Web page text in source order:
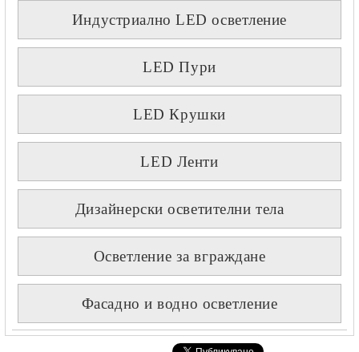
Индустриално LED осветление
LED Пури
LED Крушки
LED Ленти
Дизайнерски осветителни тела
Осветление за вграждане
Фасадно и водно осветление